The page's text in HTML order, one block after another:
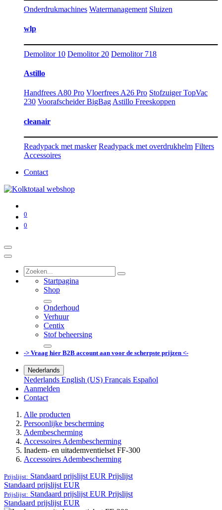
Onderdrukmachines Watermanagement Sluizen
wlp
Demolitor 10 Demolitor 20 Demolitor 718
Astillo
Handfrees A80 Pro Vloerfrees A26 Pro Stofzuiger TopVac
230 Voorafscheider BigBag Astillo Freeskoppen
cleanair
Readypack met masker Readypack met overdrukhelm Filters
Accessoires
Contact
0
0
Startpagina
Shop
Onderhoud
Verhuur
Centix
Stof beheersing
-> Vraag hier B2B account aan voor de scherpste prijzen <-
Nederlands
Nederlands English (US) Français Español
Aanmelden
Contact
Alle producten
Persoonlijke bescherming
Adembescherming
Accessoires Adembescherming
Inadem- en uitademventielset FF-300
Accessoires Adembescherming
Prijslijst: Standaard prijslijst EUR Prijslijst
Standaard prijslijst EUR
Prijslijst: Standaard prijslijst EUR Prijslijst
Standaard prijslijst EUR